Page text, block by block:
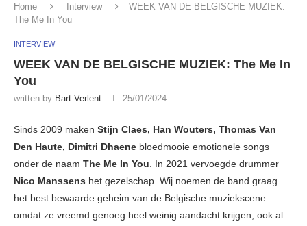
Home Interview
WEEK VAN DE BELGISCHE MUZIEK:
The Me In You
INTERVIEW
WEEK VAN DE BELGISCHE MUZIEK: The Me In
You
written by Bart Verlent 25/01/2024
Sinds 2009 maken Stijn Claes, Han Wouters, Thomas Van
Den Haute, Dimitri Dhaene bloedmooie emotionele songs
onder de naam The Me In You. In 2021 vervoegde drummer
Nico Manssens het gezelschap. Wij noemen de band graag
het best bewaarde geheim van de Belgische muziekscene
omdat ze vreemd genoeg heel weinig aandacht krijgen, ook al